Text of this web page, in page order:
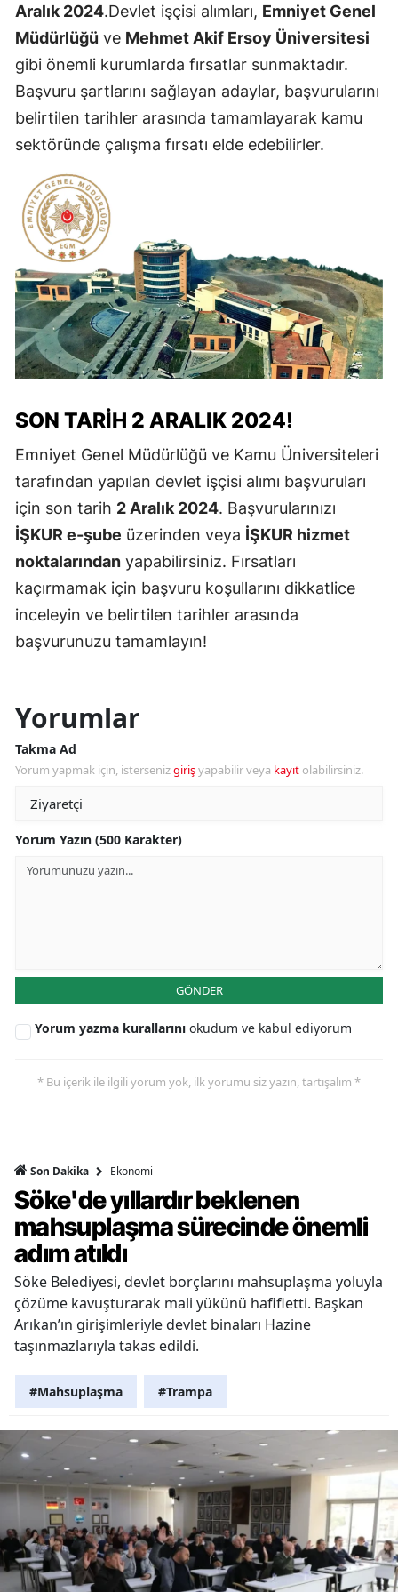
Aralık 2024.Devlet işçisi alımları, Emniyet Genel
Müdürlüğü ve Mehmet Akif Ersoy Üniversitesi
gibi önemli kurumlarda fırsatlar sunmaktadır.
Başvuru şartlarını sağlayan adaylar, başvurularını
belirtilen tarihler arasında tamamlayarak kamu
sektöründe çalışma fırsatı elde edebilirler.
SON TARIH 2 ARALIK 2024!
Emniyet Genel Müdürlüğü ve Kamu Üniversiteleri
tarafından yapılan devlet işçisi alımı başvuruları
için son tarih 2 Aralık 2024. Başvurularınızı
İŞKUR e-şube üzerinden veya İŞKUR hizmet
noktalarından yapabilirsiniz. Fırsatları
kaçırmamak için başvuru koşullarını dikkatlice
inceleyin ve belirtilen tarihler arasında
başvurunuzu tamamlayın!
Yorumlar
Takma Ad
Yorum yapmak için, istersenizgirişyapabilir veya kayıt olabilirsiniz.
Yorum Yazın (500 Karakter)
GÖNDER
Yorum yazma kurallarını okudum ve kabul ediyorum
* Bu içerik ile ilgili yorum yok, ilk yorumu siz yazın, tartışalım *
Son Dakika Ekonomi
Söke'de yıllardır beklenen
mahsuplaşma sürecinde önemli
adım atıldı
Söke Belediyesi, devlet borçlarını mahsuplaşma yoluyla
çözüme kavuşturarak mali yükünü hafifletti. Başkan
Arıkan’ın girişimleriyle devlet binaları Hazine
taşınmazlarıyla takas edildi.
#Mahsuplaşma #Trampa